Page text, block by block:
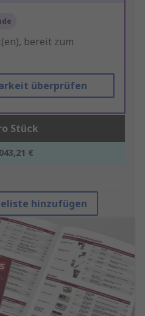
bereit zum
überprüfen
Stück
€
hinzufügen